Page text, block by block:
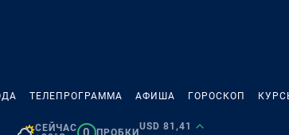
ТЕЛЕПРОГРАММА АФИША ГОРОСКОП
СЕЙЧАС
ПРОБКИ
USD 81,41